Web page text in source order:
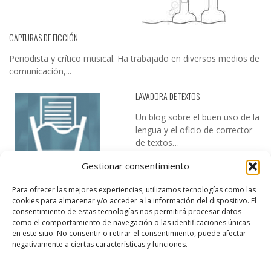
Gestionar consentimiento
Para ofrecer las mejores experiencias, utilizamos tecnologías como las
cookies para almacenar y/o acceder a la información del dispositivo. El
consentimiento de estas tecnologías nos permitirá procesar datos
como el comportamiento de navegación o las identificaciones únicas
en este sitio. No consentir o retirar el consentimiento, puede afectar
negativamente a ciertas características y funciones.
CAPTURAS DE FICCIÓN
Periodista y crítico musical. Ha trabajado en diversos medios de
comunicación,...
LAVADORA DE TEXTOS
Un blog sobre el buen uso de la
lengua y el oficio de corrector
de textos…
DESIREE MARTÍN